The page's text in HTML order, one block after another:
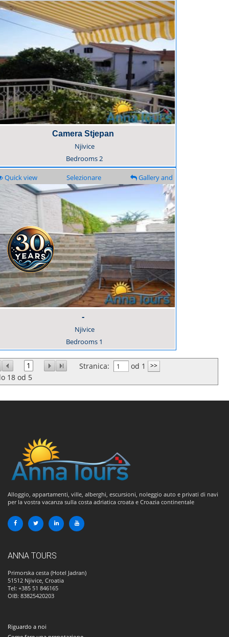
description
Camera Stjepan
Njivice
Bedrooms2
Quick view Selezionare
Gallery and
description
-
Njivice
Bedrooms 1
1 Stranica:
od 1
18 od 5
Alloggio, appartamenti, ville, alberghi, escursioni, noleggio auto e privati di navi
per la vostra vacanza sulla costa adriatica croata e Croazia continentale
ANNA TOURS
Primorska cesta (Hotel Jadran)
51512 Njivice, Croatia
Tel: +385 51 846165
OIB: 83825420203
Riguardo a noi